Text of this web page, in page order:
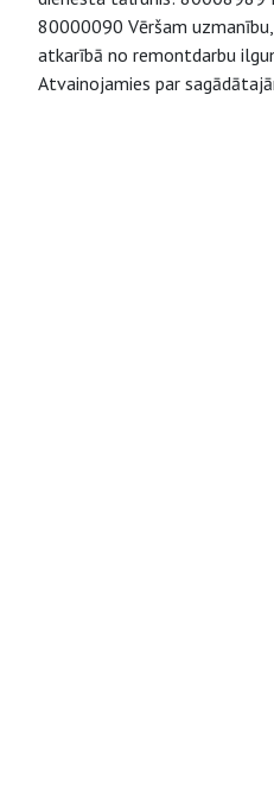
80000090 Vēršam
atkarībā no remontdarbu
Atvainojamies par